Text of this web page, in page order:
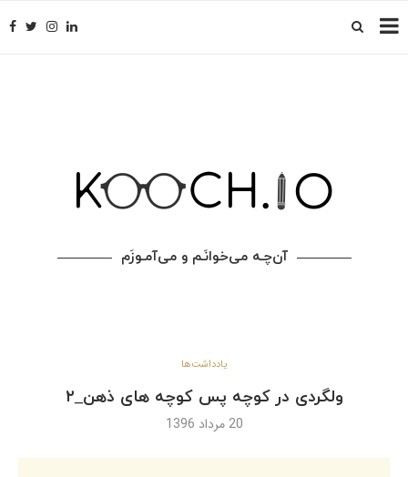
آن‌چـه می‌خوانَـم و می‌آمـوزَم
یادداشت‌ها
ولگردی در کوچه پس کوچه های ذهن_٢
20 مرداد 1396